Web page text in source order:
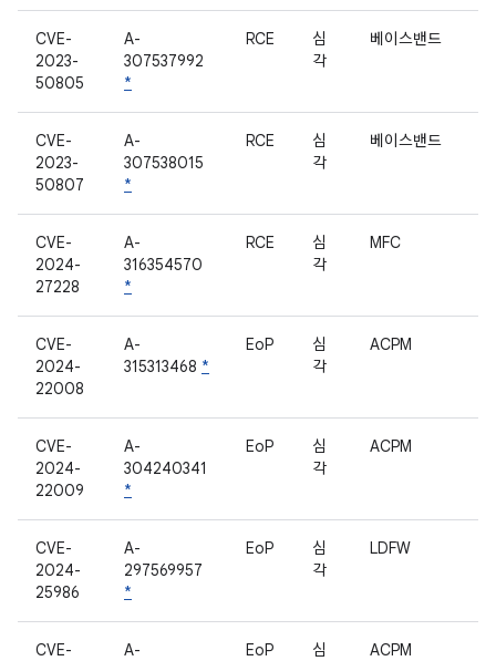
CVE-
2023-
50805
A-
307537992
*
RCE
심
각
베이스밴드
CVE-
2023-
50807
A-
307538015
*
RCE
심
각
베이스밴드
CVE-
2024-
27228
A-
316354570
*
RCE
심
각
MFC
CVE-
2024-
22008
A-
315313468 *
EoP
심
각
ACPM
CVE-
2024-
22009
A-
304240341
*
EoP
심
각
ACPM
CVE-
2024-
25986
A-
297569957
*
EoP
심
각
LDFW
CVE-
A-
EoP
심
ACPM